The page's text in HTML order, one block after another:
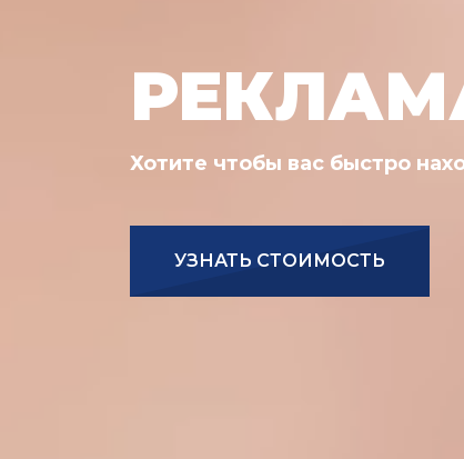
Хотите рекламирова|
УЗНАТЬ СТОИМОСТЬ